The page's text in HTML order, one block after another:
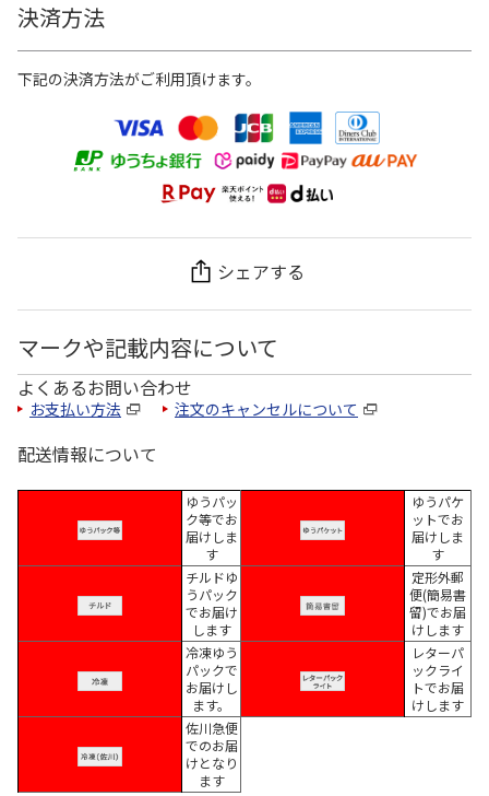
決済方法
下記の決済方法がご利用頂けます。
シェアする
マークや記載内容について
よくあるお問い合わせ
お支払い方法 注文のキャンセルについて
配送情報について
ゆうパッ
ク等でお
届けしま
す
ゆうパケ
ットでお
届けしま
す
チルドゆ
うパック
でお届け
します
定形外郵
便(簡易書
留)でお届
けします
冷凍ゆう
パックで
お届けし
ます。
レターパ
ックライ
トでお届
けします
佐川急便
でのお届
けとなり
ます